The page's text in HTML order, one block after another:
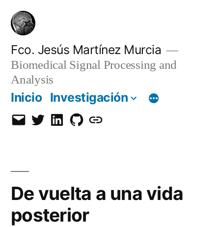
Saltar
contenido
Fco. Jesús Martínez Murcia
Biomedical Signal Processing and
Analysis
Inicio Investigación
EmailTwitterLinkedInGitHub
Orcid
De vuelta a una vida
posterior